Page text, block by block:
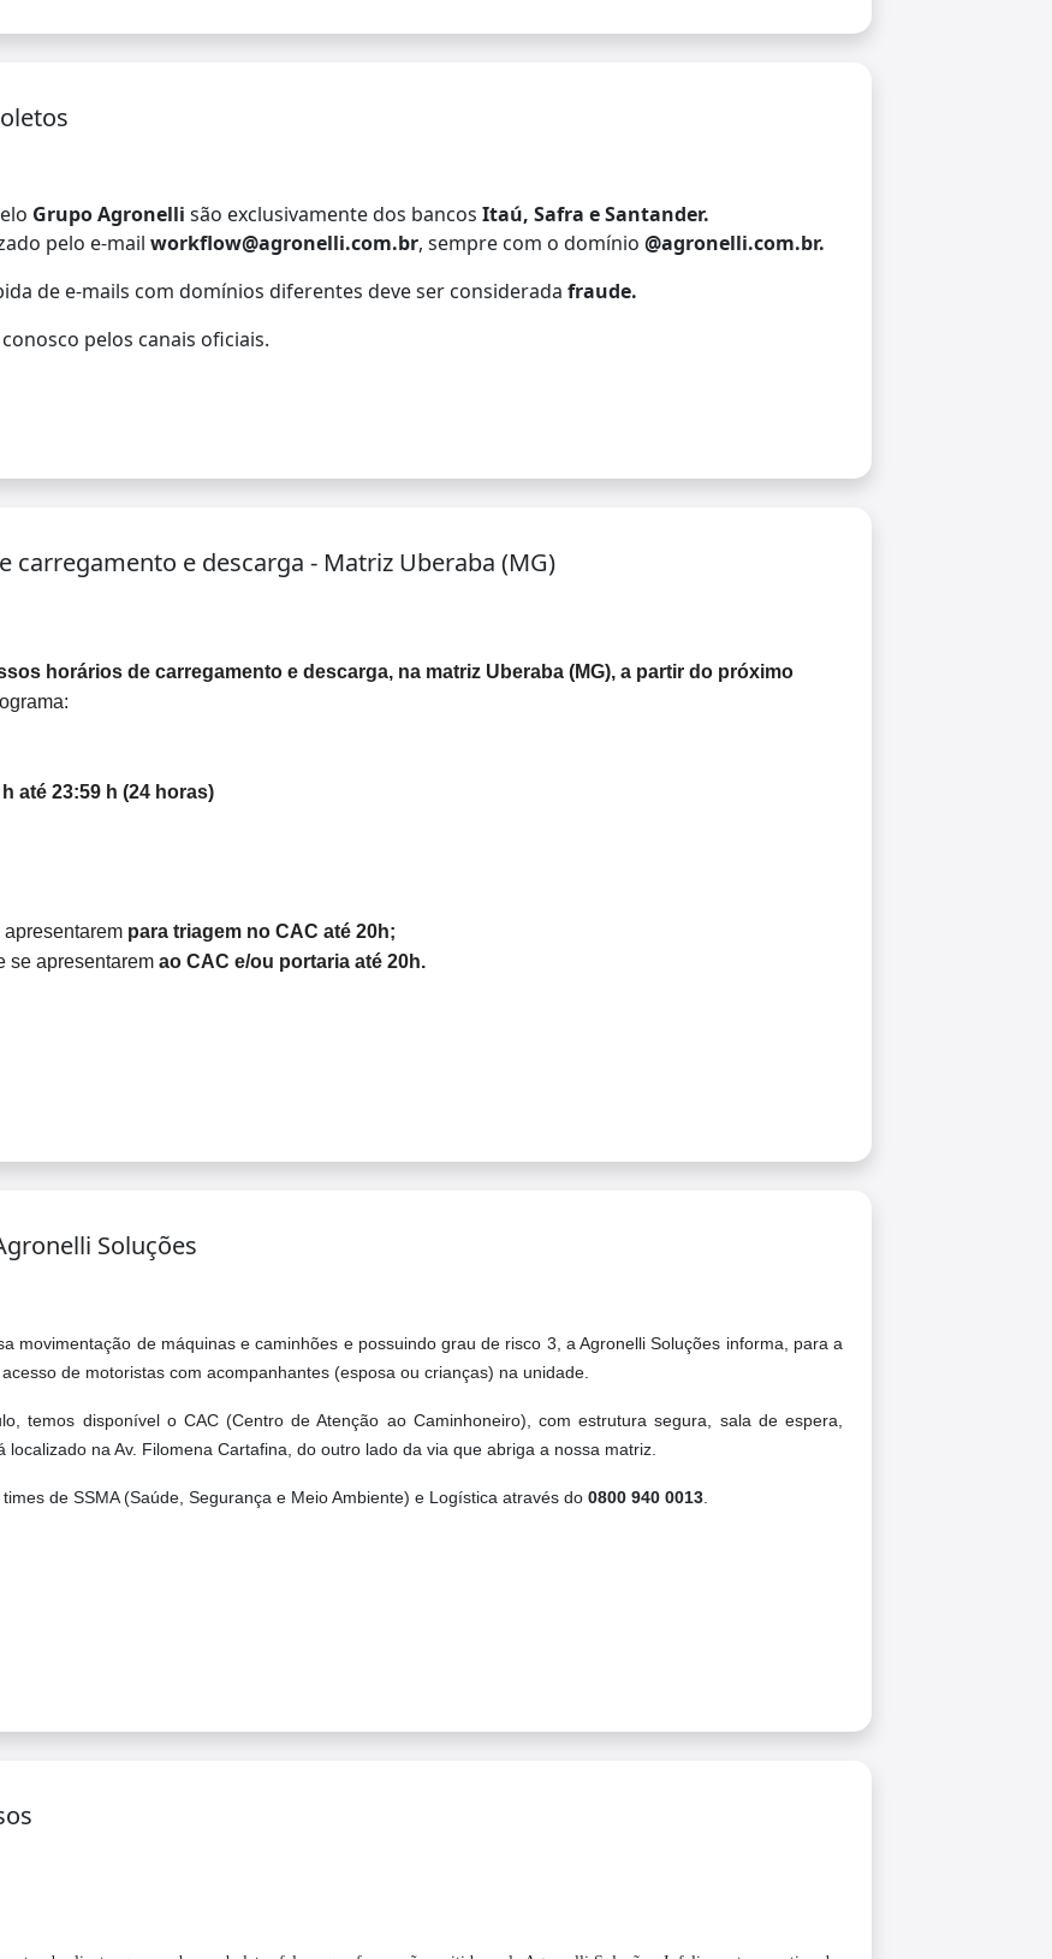
Grupo Agronelli são exclusivamente dos bancos Itaú, Safra e Santander.
pelo e-mail workflow@agronelli.com.br, sempre com o domínio @agronelli.com.br.
de e-mails com domínios diferentes deve ser considerada fraude.
pelos canais oficiais.
carregamento e descarga - Matriz Uberaba (MG)
horários de carregamento e descarga, na matriz Uberaba (MG), a partir do próximo
até 23:59 h (24 horas)
para triagem no CAC até 20h;
se apresentarem ao CAC e/ou portaria até 20h.
Soluções
movimentação de máquinas e caminhões e possuindo grau de risco 3, a Agronelli Soluções informa, para a
de motoristas com acompanhantes (esposa ou crianças) na unidade.
temos disponível o CAC (Centro de Atenção ao Caminhoneiro), com estrutura segura, sala de espera,
na Av. Filomena Cartafina, do outro lado da via que abriga a nossa matriz.
de SSMA (Saúde, Segurança e Meio Ambiente) e Logística através do 0800 940 0013